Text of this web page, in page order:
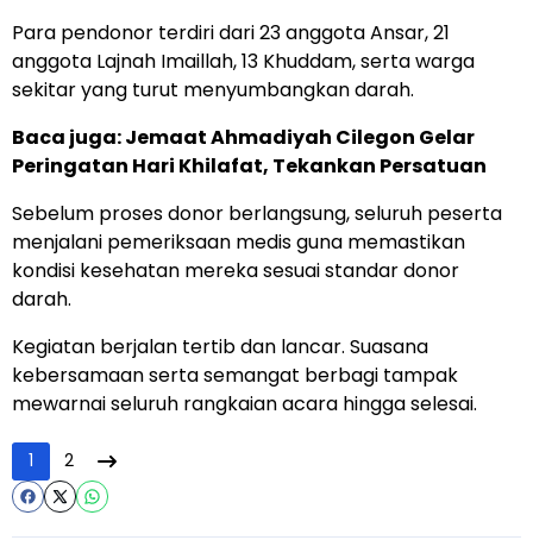
Para pendonor terdiri dari 23 anggota Ansar, 21
anggota Lajnah Imaillah, 13 Khuddam, serta warga
sekitar yang turut menyumbangkan darah.
Baca juga:Jemaat Ahmadiyah Cilegon Gelar
Peringatan Hari Khilafat, Tekankan Persatuan
Sebelum proses donor berlangsung, seluruh peserta
menjalani pemeriksaan medis guna memastikan
kondisi kesehatan mereka sesuai standar donor
darah.
Kegiatan berjalan tertib dan lancar. Suasana
kebersamaan serta semangat berbagi tampak
mewarnai seluruh rangkaian acara hingga selesai.
1 2